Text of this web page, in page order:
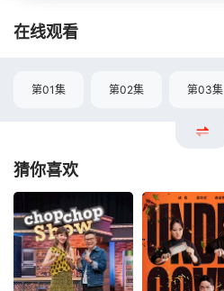
在线观看
第01集 第02集 第03集
猜你喜欢